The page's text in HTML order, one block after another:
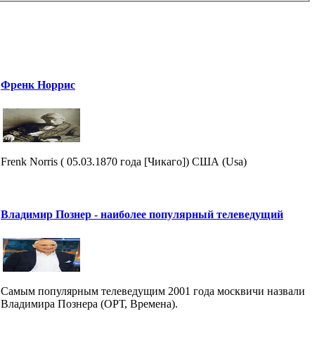
Френк Норрис
Frenk Norris ( 05.03.1870 года [Чикаго]) США (Usa)
Владимир Познер - наиболее популярный телеведущий
Самым популярным телеведущим 2001 года москвичи назвали
Владимира Познера (ОРТ, Времена).